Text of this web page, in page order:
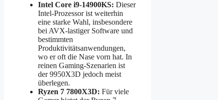
Intel Core i9-14900KS: Dieser
Intel-Prozessor ist weiterhin
eine starke Wahl, insbesondere
bei AVX-lastiger Software und
bestimmten
Produktivitätsanwendungen,
wo er oft die Nase vorn hat. In
reinen Gaming-Szenarien ist
der 9950X3D jedoch meist
überlegen.
Ryzen 7 7800X3D: Für viele